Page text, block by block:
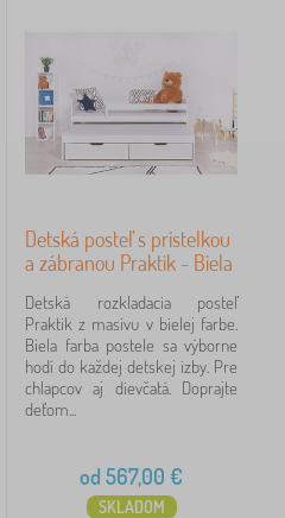
Detská posteľ s prístelkou
a zábranou Praktik - Biela
Detská rozkladacia posteľ
Praktik z masívu v bielej farbe.
Biela farba postele sa výborne
hodí do každej detskej izby. Pre
chlapcov aj dievčatá. Doprajte
deťom...
od 567,00 €
SKLADOM